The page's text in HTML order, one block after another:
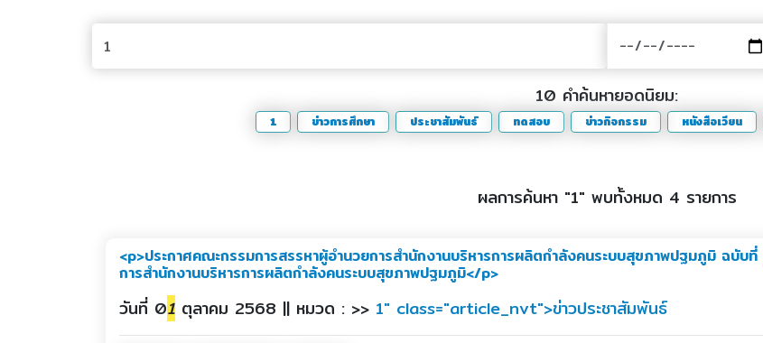
10 คำค้นหายอดนิยม:
1 ข่าวการศึกษา ประชาสัมพันธ์ ทดสอบ ข่าวกิจกรรม หนังสือเวียน
ผลการค้นหา "1" พบทั้งหมด 4 รายการ
<p>ประกาศคณะกรรมการสรรหาผู้อำนวยการสำนักงานบริหารการผลิตกำลังคนระบบสุขภาพปฐมภูมิ ฉบับที่
การสำนักงานบริหารการผลิตกำลังคนระบบสุขภาพปฐมภูมิ</p>
วันที่ 01 ตุลาคม 2568 || หมวด : >> 1" class="article_nvt">ข่าวประชาสัมพันธ์